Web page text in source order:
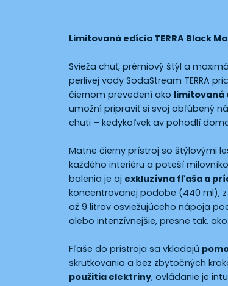
Limitovaná edícia TERRA Black
Svieža chuť, prémiový štýl a
perlivej vody SodaStream TERRA
čiernom prevedení ako limitovaná
umožní pripraviť si svoj obľúbený
chuti – kedykoľvek av pohodlí
Matne čierny prístroj so štýlovými
každého interiéru a poteší
balenia je aj exkluzívna fľaša a
koncentrovanej podobe (440 ml),
až 9 litrov osviežujúceho nápoja
alebo intenzívnejšie, presne tak,
Fľaše do prístroja sa vkladajú
skrutkovania a bez zbytočných
použitia elektriny, ovládanie je